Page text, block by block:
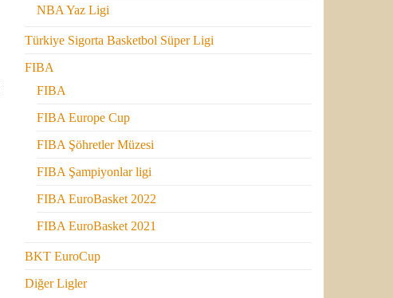
NBA Yaz Ligi
Türkiye Sigorta Basketbol Süper Ligi
FIBA
FIBA
FIBA Europe Cup
FIBA Şöhretler Müzesi
FIBA Şampiyonlar ligi
FIBA EuroBasket 2022
FIBA EuroBasket 2021
BKT EuroCup
Diğer Ligler